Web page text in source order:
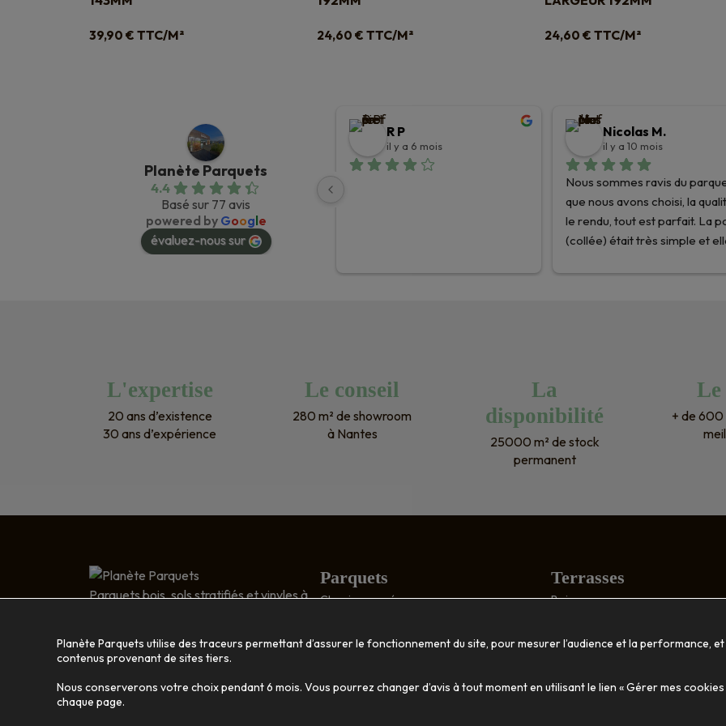
39,90 € TTC/M² 24,60 € TTC/M² 24,60 € TTC/M²
Planète Parquets
4.4
Basé sur 77 avis
powered by Google
évaluez-nous sur
R P
il y a 6 mois
Nicolas M.
il y a 10 mois
Nous sommes ravis du
que nous avons choisi, la
le rendu, tout est parfait. La
(collée) était très simple et
prochains projets ! Encore
!
L'expertise
20 ans d’existence
30 ans d’expérience
Le conseil
280 m² de showroom
à Nantes
La
disponibilité
25000 m² de stock
permanent
Le
+ de 600
Parquets bois, sols stratifiés et vinyles à
ZA RAGON
02 40 46 35 56
Parquets
Classic : poncé
Bois exotique
Bois massif
Terrasses
Bois
Accessoires
Décoration
Planète Parquets utilise des traceurs permettant d’assurer le fonctionnement du site, pour mesurer l’audience et la performance,
contenus provenant de sites tiers.
Nous conserverons votre choix pendant 6 mois. Vous pourrez changer d’avis à tout moment en utilisant le lien « Gérer mes cookies
chaque page.